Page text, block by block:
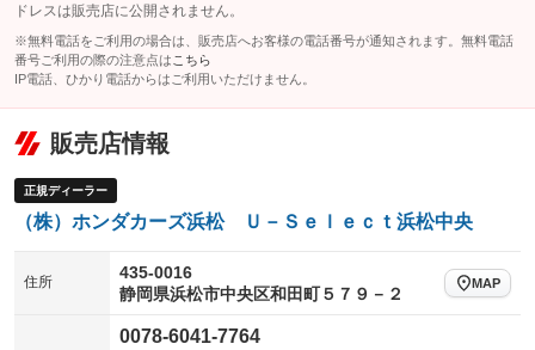
ドレスは販売店に公開されません。
※無料電話をご利用の場合は、販売店へお客様の電話番号が通知されます。無料電話
番号ご利用の際の注意点は こちら
IP電話、ひかり電話からはご利用いただけません。
販売店情報
正規ディーラー
（株）ホンダカーズ浜松 Ｕ－Ｓｅｌｅｃｔ浜松中央
住所
435-0016
静岡県浜松市中央区和田町５７９－２
MAP
0078-6041-7764